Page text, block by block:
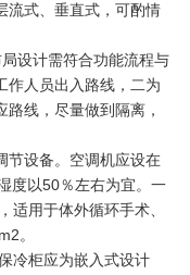
流式、垂直式，可酌情
设计需符合功能流程与
作人员出入路线，二为
线，尽量做到隔离，
节设备。空调机应设在
度以50％左右为宜。一
适用于体外循环手术、
。
冷柜应为嵌入式设计